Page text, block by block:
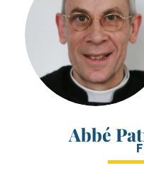
Abbé